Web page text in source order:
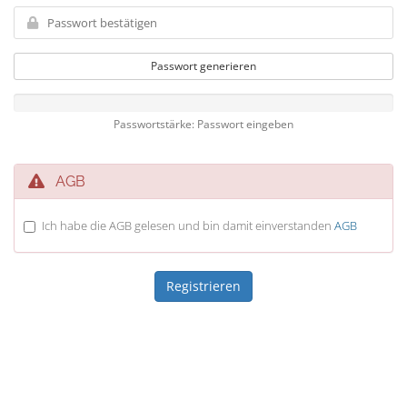
Passwort generieren
Passwortstärke: Passwort eingeben
AGB
Ich habe die AGB gelesen und bin damit einverstanden AGB